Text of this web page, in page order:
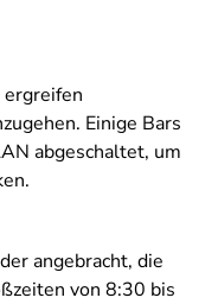
Einige Bars
abgeschaltet, um
angebracht, die
von 8:30 bis